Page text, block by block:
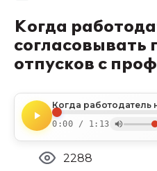
Когда
согласовывать
отпусков с
0:00 / 1:13
2288